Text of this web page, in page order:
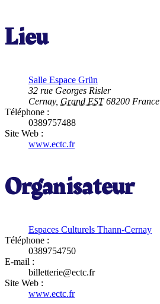
Lieu
Salle Espace Grün
32 rue Georges Risler
Cernay, Grand EST 68200 France
Téléphone :
0389757488
Site Web :
www.ectc.fr
Organisateur
Espaces Culturels Thann-Cernay
Téléphone :
0389754750
E-mail :
billetterie@ectc.fr
Site Web :
www.ectc.fr